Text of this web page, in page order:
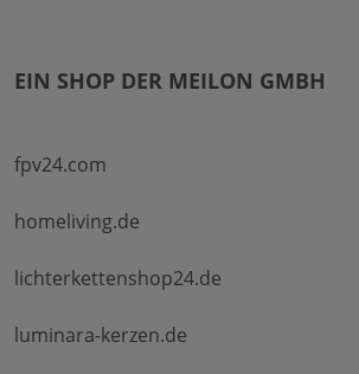
EIN SHOP DER MEILON GMBH
fpv24.com
homeliving.de
lichterkettenshop24.de
luminara-kerzen.de